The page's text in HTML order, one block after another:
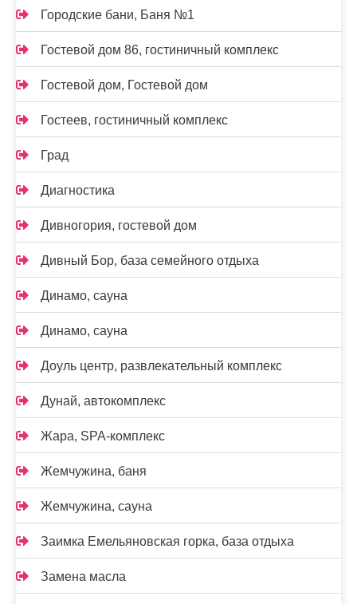
Городские бани, Баня №1
Гостевой дом 86, гостиничный комплекс
Гостевой дом, Гостевой дом
Гостеев, гостиничный комплекс
Град
Диагностика
Дивногория, гостевой дом
Дивный Бор, база семейного отдыха
Динамо, сауна
Динамо, сауна
Доуль центр, развлекательный комплекс
Дунай, автокомплекс
Жара, SPA-комплекс
Жемчужина, баня
Жемчужина, сауна
Заимка Емельяновская горка, база отдыха
Замена масла